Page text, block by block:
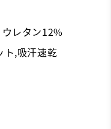
レタン12%
ト,吸汗速乾